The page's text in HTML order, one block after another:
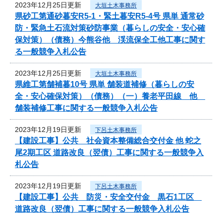
2023年12月25日更新 大垣土木事務所
県砂工第通砂暮安R5-1・緊土暮安R5-4号 県単 通常砂
防・緊急土石流対策砂防事業（暮らしの安全・安心確
保対策）（債務）今熊谷他 渓流保全工他工事に関す
る一般競争入札公告
2023年12月25日更新 大垣土木事務所
県維工第舗補暮10号 県単 舗装道補修（暮らしの安
全・安心確保対策）（債務）（一）養老平田線 他
舗装補修工事に関する一般競争入札公告
2023年12月19日更新 下呂土木事務所
【建設工事】公共 社会資本整備総合交付金 他 蛇之
尾2期工区 道路改良（翌債）工事に関する一般競争入
札公告
2023年12月19日更新 下呂土木事務所
【建設工事】公共 防災・安全交付金 黒石1工区
道路改良（翌債）工事に関する一般競争入札公告